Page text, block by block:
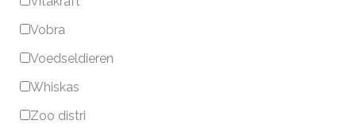
Vobra
Voedseldieren
Whiskas
Zoo distri